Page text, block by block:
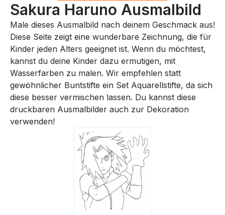
Sakura Haruno Ausmalbild
Male dieses Ausmalbild nach deinem Geschmack aus!
Diese Seite zeigt eine wunderbare Zeichnung, die für
Kinder jeden Alters geeignet ist. Wenn du möchtest,
kannst du deine Kinder dazu ermutigen, mit
Wasserfarben zu malen. Wir empfehlen statt
gewöhnlicher Buntstifte ein Set Aquarellstifte, da sich
diese besser vermischen lassen. Du kannst diese
druckbaren Ausmalbilder auch zur Dekoration
verwenden!